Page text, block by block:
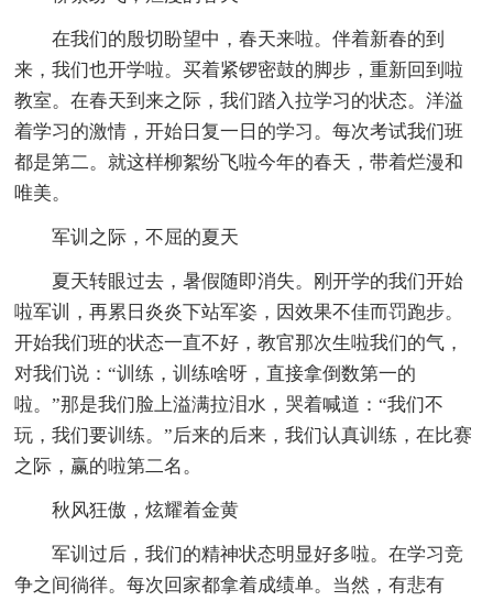
在我们的殷切盼望中，春天来啦。伴着新春的到
来，我们也开学啦。买着紧锣密鼓的脚步，重新回到啦
教室。在春天到来之际，我们踏入拉学习的状态。洋溢
着学习的激情，开始日复一日的学习。每次考试我们班
都是第二。就这样柳絮纷飞啦今年的春天，带着烂漫和
唯美。
军训之际，不屈的夏天
夏天转眼过去，暑假随即消失。刚开学的我们开始
啦军训，再累日炎炎下站军姿，因效果不佳而罚跑步。
开始我们班的状态一直不好，教官那次生啦我们的气，
对我们说：“训练，训练啥呀，直接拿倒数第一的
啦。”那是我们脸上溢满拉泪水，哭着喊道：“我们不
玩，我们要训练。”后来的后来，我们认真训练，在比赛
之际，赢的啦第二名。
秋风狂傲，炫耀着金黄
军训过后，我们的精神状态明显好多啦。在学习竞
争之间徜徉。每次回家都拿着成绩单。当然，有悲有